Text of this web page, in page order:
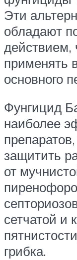
Эти
обладают
действием,
применять
основного
Фунгицид
наиболее
защитить
от
сетчатой и
грибка.